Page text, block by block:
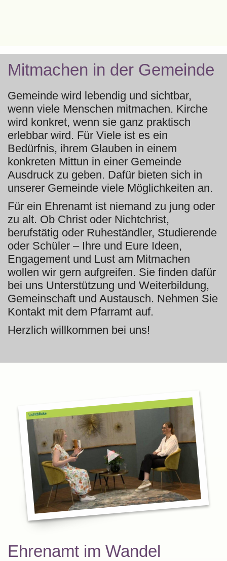
Mitmachen in der Gemeinde
Gemeinde wird lebendig und sichtbar,
wenn viele Menschen mitmachen. Kirche
wird konkret, wenn sie ganz praktisch
erlebbar wird. Für Viele ist es ein
Bedürfnis, ihrem Glauben in einem
konkreten Mittun in einer Gemeinde
Ausdruck zu geben. Dafür bieten sich in
unserer Gemeinde viele Möglichkeiten an.
Für ein Ehrenamt ist niemand zu jung oder
zu alt. Ob Christ oder Nichtchrist,
berufstätig oder Ruheständler, Studierende
oder Schüler – Ihre und Eure Ideen,
Engagement und Lust am Mitmachen
wollen wir gern aufgreifen. Sie finden dafür
bei uns Unterstützung und Weiterbildung,
Gemeinschaft und Austausch. Nehmen Sie
Kontakt mit dem Pfarramt auf.
Herzlich willkommen bei uns!
Ehrenamt im Wandel